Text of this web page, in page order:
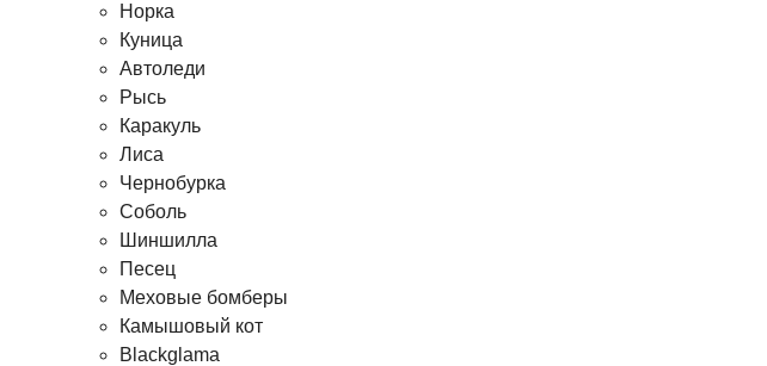
Норка
Куница
Автоледи
Рысь
Каракуль
Лиса
Чернобурка
Соболь
Шиншилла
Песец
Меховые бомберы
Камышовый кот
Blackglama